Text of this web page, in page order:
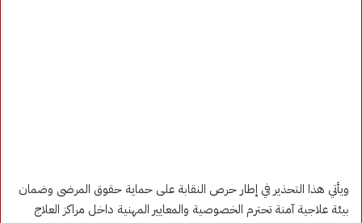
ويأتي هذا التحذير في إطار حرص النقابة على حماية حقوق المرضى وضمان
بيئة علاجية آمنة تحترم الخصوصية والمعايير المهنية داخل مراكز العلاج